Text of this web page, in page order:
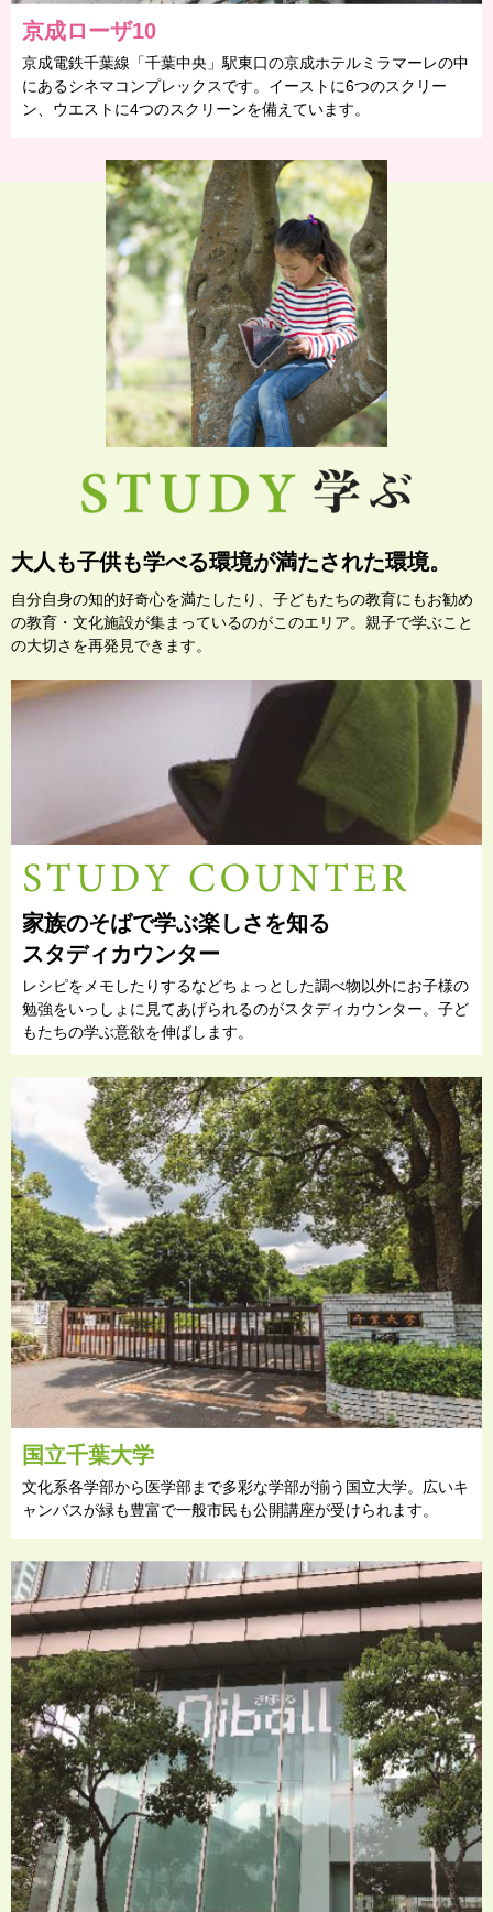
京成ローザ10
京成電鉄千葉線「千葉中央」駅東口の京成ホテルミラマーレの中
にあるシネマコンプレックスです。イーストに6つのスクリー
ン、ウエストに4つのスクリーンを備えています。
大人も子供も学べる環境が満たされた環境。
自分自身の知的好奇心を満たしたり、子どもたちの教育にもお勧め
の教育・文化施設が集まっているのがこのエリア。親子で学ぶこと
の大切さを再発見できます。
家族のそばで学ぶ楽しさを知る
スタディカウンター
レシピをメモしたりするなどちょっとした調べ物以外にお子様の
勉強をいっしょに見てあげられるのがスタディカウンター。子ど
もたちの学ぶ意欲を伸ばします。
国立千葉大学
文化系各学部から医学部まで多彩な学部が揃う国立大学。広いキ
ャンバスが緑も豊富で一般市民も公開講座が受けられます。